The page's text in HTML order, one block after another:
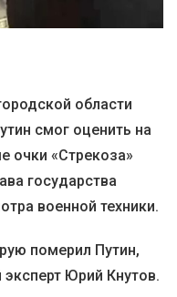
области
смог оценить на
очки «Стрекоза»
государства
военной техники.
померил Путин,
Юрий Кнутов.